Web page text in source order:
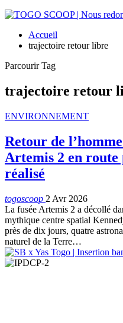
Accueil
trajectoire retour libre
Parcourir Tag
trajectoire retour
ENVIRONNEMENT
Retour de
Artemis 2 en
réalisé
togoscoop 2 Avr 2026
La fusée Artemis 2 a décollé
mythique centre spatial
près de dix jours, quatre
naturel de la Terre…